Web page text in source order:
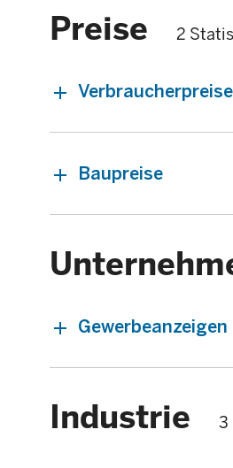
Preise 2
Verbraucherpreise
Baupreise
Gewerbeanzeigen
Industrie 3